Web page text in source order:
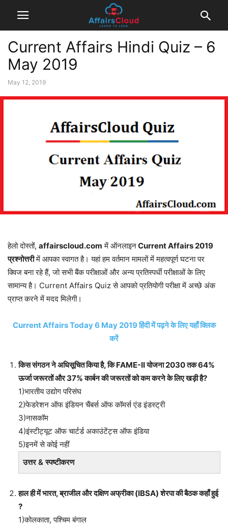
Current Affairs Hindi Quiz – 6
May 2019
May 12, 2019
हेलो दोस्तों, affairscloud.com में ऑनलाइनCurrent Affairs 2019
प्रश्नोत्तरीमें आपका स्वागत है। यहां हम वर्तमान मामलों में महत्वपूर्ण घटना पर
क्विज बना रहे हैं, जो सभी बैंक परीक्षाओं और अन्य प्रतिस्पर्धी परीक्षाओं के लिए
सामान्य है। Current Affairs Quiz से आपको प्रतियोगी परीक्षा में अच्छे अंक
प्राप्त करने में मदद मिलेगी।
Current Affairs Today 6 May 2019 हिंदी में पढ़ने के लिए यहाँ क्लिक
करें
किस संगठन ने अधिसूचित किया है, कि FAME-II योजना 2030 तक 64%
ऊर्जा जरूरतों और 37% कार्बन की जरूरतों को कम करने के लिए खड़ी है?
1)भारतीय उद्योग परिसंघ
2)फेडरेशन ऑफ इंडियन चैंबर्स ऑफ कॉमर्स एंड इंडस्ट्री
3)नासकॉम
4)इंस्टीट्यूट ऑफ चार्टर्ड अकाउंटेंट्स ऑफ इंडिया
5)इनमें से कोई नहीं
उत्तर & स्पष्टीकरण
हाल ही में भारत, ब्राजील और दक्षिण अफ्रीका (IBSA) शेरपा की बैठक कहाँ हुई
?
1)कोलकाता, पश्चिम बंगाल